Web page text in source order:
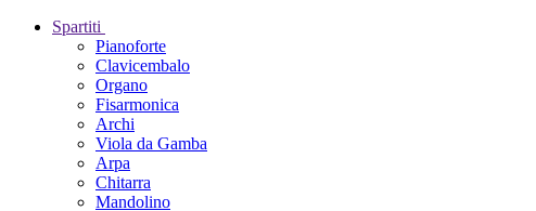
Spartiti
Pianoforte
Clavicembalo
Organo
Fisarmonica
Archi
Viola da Gamba
Arpa
Chitarra
Mandolino